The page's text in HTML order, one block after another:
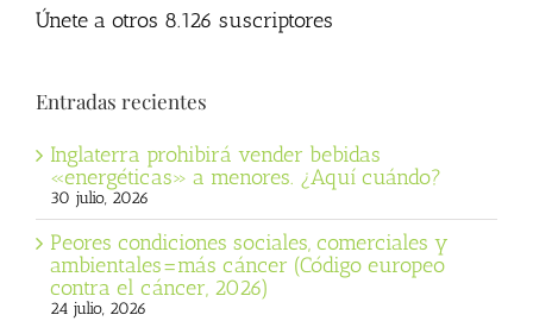
Únete a otros 8.126 suscriptores
Entradas recientes
Inglaterra prohibirá vender bebidas
«energéticas» a menores. ¿Aquí cuándo?
30 julio, 2026
Peores condiciones sociales, comerciales y
ambientales=más cáncer (Código europeo
contra el cáncer, 2026)
24 julio, 2026